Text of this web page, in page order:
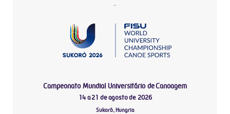
-
Campeonato Mundial Universitário de Canoagem
14 a 21 de agosto de 2026
Sukoró, Hungria